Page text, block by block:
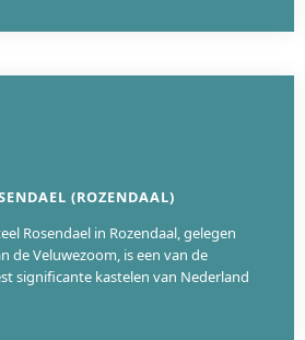
(ROZENDAAL)
Rosendael in Rozendaal, gelegen
de Veluwezoom, is een van de
significante kastelen van Nederland